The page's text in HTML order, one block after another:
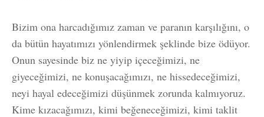
Bizim ona harcadığımız zaman ve paranın karşılığını, o
da bütün hayatımızı yönlendirmek şeklinde bize ödüyor.
Onun sayesinde biz ne yiyip içeceğimizi, ne
giyeceğimizi, ne konuşacağımızı, ne hissedeceğimizi,
neyi hayal edeceğimizi düşünmek zorunda kalmıyoruz.
Kime kızacağımızı, kimi beğeneceğimizi, kimi taklit